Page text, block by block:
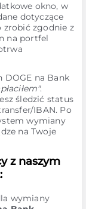
okno, w
dotyczące
zrobić zgodnie z
na portfel
na Bank
.
śledzić status
IBAN. Po
wymiany
na Twoje
z naszym
wymiany